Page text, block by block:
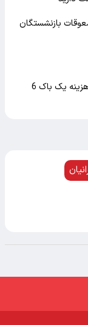
بازنشستگان
نرخ بنزین در تهران لیتری 130 هزارتومان شد / هزینه یک باک 6